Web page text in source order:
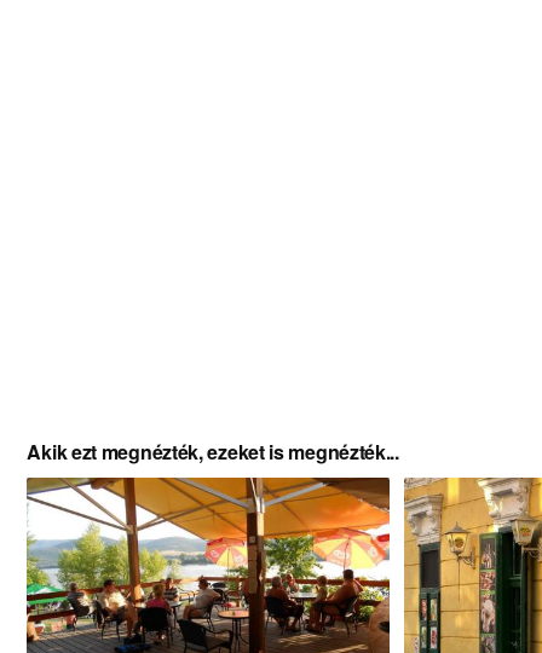
Akik ezt megnézték, ezeket is megnézték...